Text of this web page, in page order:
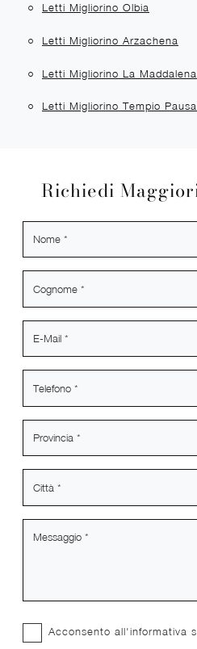
Letti Migliorino Olbia
Letti Migliorino Arzachena
Letti Migliorino La Maddalena
Letti Migliorino Tempio
Richiedi
Acconsento all'informativa